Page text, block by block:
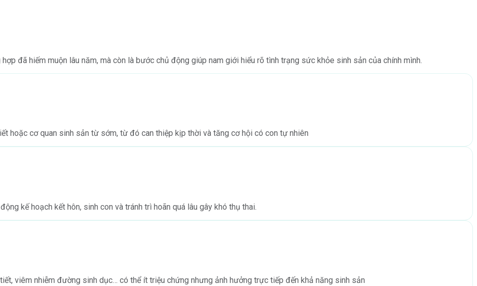
đã hiếm muộn lâu năm, mà còn là bước chủ động giúp nam giới hiểu rõ tình trạng sức khỏe sinh sản của chính mình.
hoặc cơ quan sinh sản từ sớm, từ đó can thiệp kịp thời và tăng cơ hội có con tự nhiên
kế hoạch kết hôn, sinh con và tránh trì hoãn quá lâu gây khó thụ thai.
viêm nhiễm đường sinh dục… có thể ít triệu chứng nhưng ảnh hưởng trực tiếp đến khả năng sinh sản